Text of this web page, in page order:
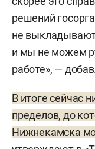
решений
не
и мы не можем
работе», —
В итоге сейчас
пределов, до
Нижнекамска